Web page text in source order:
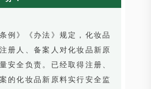
例》《办法》规定，化妆品
册人、备案人对化妆品新原
安全负责。已经取得注册、
的化妆品新原料实行安全监